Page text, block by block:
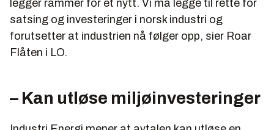
legger rammer for et nytt. Vi må legge til rette for
satsing og investeringer i norsk industri og
forutsetter at industrien nå følger opp, sier Roar
Flåten i LO.
– Kan utløse miljøinvesteringer